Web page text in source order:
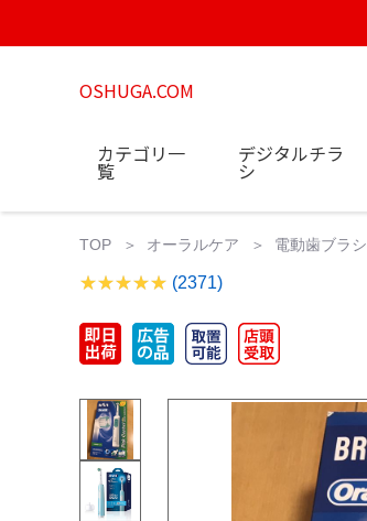
OSHUGA.COM
カテゴリ一
覧
デジタルチラ
シ
TOP オーラルケア 電動歯ブラシ
(2371)